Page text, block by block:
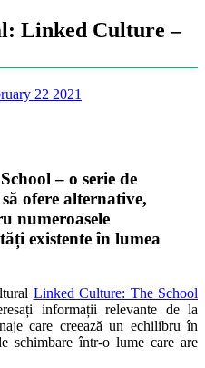
Linked Culture –
22 2021
– o serie de
ofere alternative,
numeroasele
existente în lumea
Linked Culture: The School
informații relevante de la
care creează un echilibru în
schimbare într-o lume care are